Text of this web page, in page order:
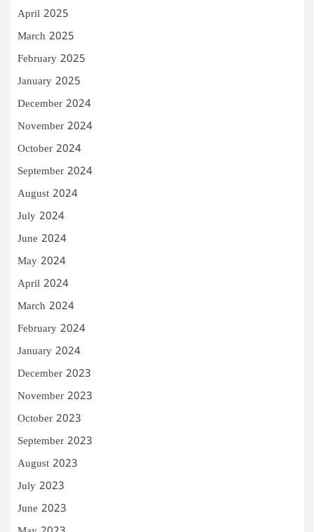
April 2025
March 2025
February 2025
January 2025
December 2024
November 2024
October 2024
September 2024
August 2024
July 2024
June 2024
May 2024
April 2024
March 2024
February 2024
January 2024
December 2023
November 2023
October 2023
September 2023
August 2023
July 2023
June 2023